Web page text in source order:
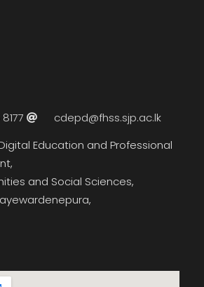
cdepd@fhss.sjp.ac.lk
Education and Professional
and Social Sciences,